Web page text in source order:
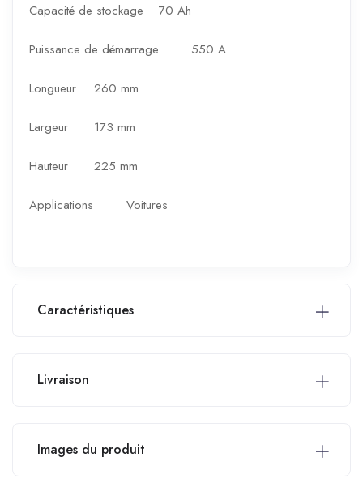
Capacité de stockage 70 Ah
Puissance de démarrage 550 A
Longueur 260 mm
Largeur 173 mm
Hauteur 225 mm
Applications Voitures
Caractéristiques
Livraison
Images du produit